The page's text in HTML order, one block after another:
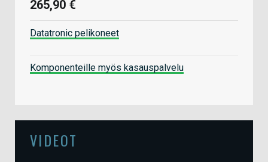
265,90 €
Datatronic pelikoneet
Komponenteille myös kasauspalvelu
VIDEOT